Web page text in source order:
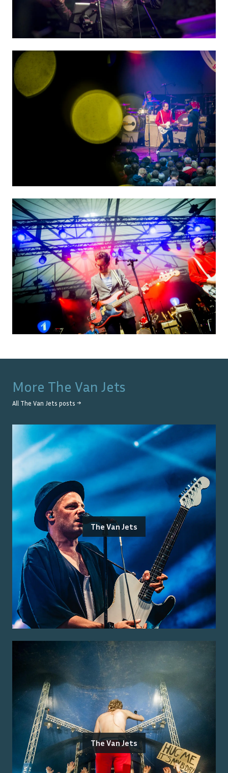
More The Van Jets
All The Van Jets posts →
The Van Jets
The Van Jets